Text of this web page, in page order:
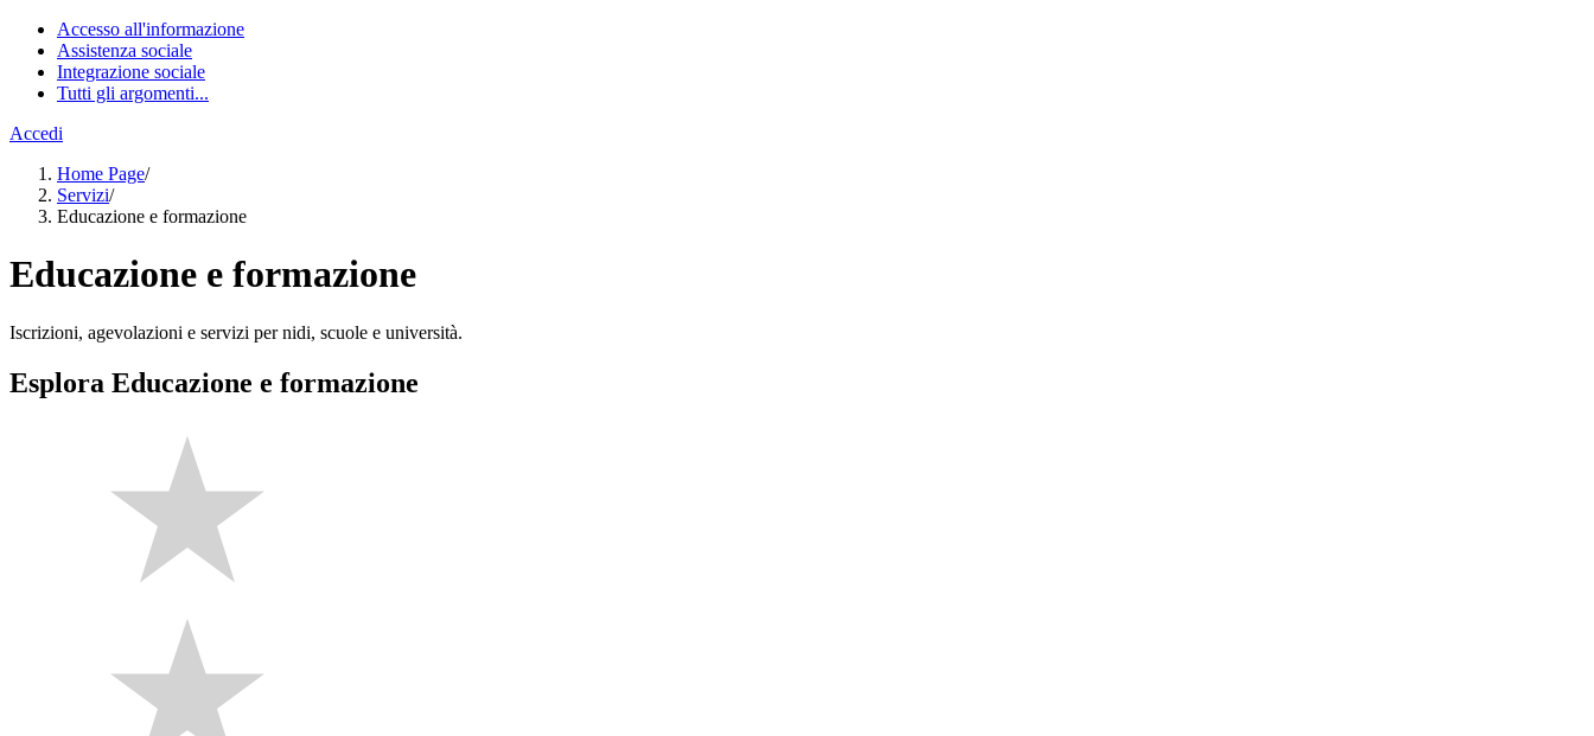
Accesso all'informazione
Assistenza sociale
Integrazione sociale
Tutti gli argomenti...
Accedi
Home Page/
Servizi/
Educazione e formazione
Educazione e formazione
Iscrizioni, agevolazioni e servizi per nidi, scuole e università.
Esplora Educazione e formazione